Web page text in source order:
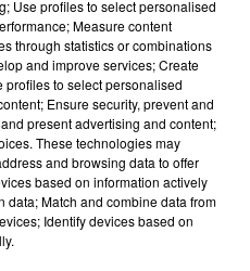
Use profiles to select personalised
Measure content
through statistics or combinations
and improve services; Create
to select personalised
Ensure security, prevent and
present advertising and content;
These technologies may
and browsing data to offer
based on information actively
Match and combine data from
Identify devices based on